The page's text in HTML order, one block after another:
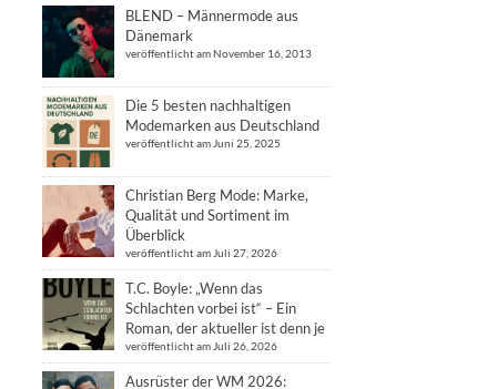
BLEND – Männermode aus
Dänemark
veröffentlicht am November 16, 2013
Die 5 besten nachhaltigen
Modemarken aus Deutschland
veröffentlicht am Juni 25, 2025
Christian Berg Mode: Marke,
Qualität und Sortiment im
Überblick
veröffentlicht am Juli 27, 2026
T.C. Boyle: „Wenn das
Schlachten vorbei ist“ – Ein
Roman, der aktueller ist denn je
veröffentlicht am Juli 26, 2026
Ausrüster der WM 2026: